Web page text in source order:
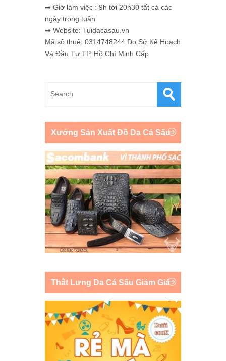
➡ Giờ làm việc : 9h tới 20h30 tất cả các
ngày trong tuần
➡ Website: Tuidacasau.vn
Mã số thuế: 0314748244 Do Sở Kế Hoạch
Và Đầu Tư TP. Hồ Chí Minh Cấp
Xưởng Sản Xuất Đồ Da Cá Sấu
Thắt Lưng Da Cá Sấu Giảm Giá